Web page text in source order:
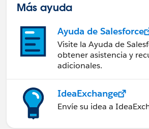
Más ayuda
Ayuda de Salesforce
Visite la Ayuda de
obtener asistencia y
adicionales.
IdeaExchange
Envíe su idea a